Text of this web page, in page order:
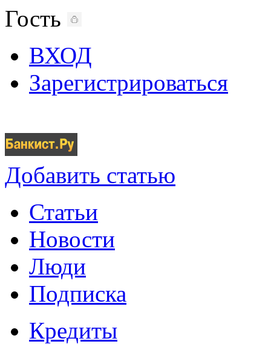
Гость
ВХОД
Зарегистрироваться
Добавить статью
Статьи
Новости
Люди
Подписка
Кредиты